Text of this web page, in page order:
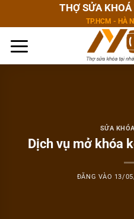
dung
THỢ SỬA
TP.HCM - HÀ
SỬA
Dịch vụ mở khóa
ĐĂNG VÀO 13/